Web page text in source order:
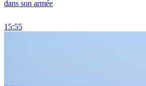
dans son armée
15:55